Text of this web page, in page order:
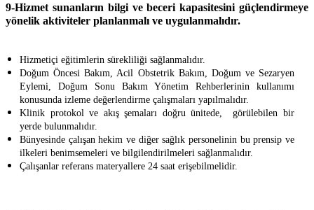
9-Hizmet sunanların bilgi ve beceri kapasitesini güçlendirmeye
yönelik aktiviteler planlanmalı ve uygulanmalıdır.
Hizmetiçi eğitimlerin sürekliliği sağlanmalıdır.
Doğum Öncesi Bakım, Acil Obstetrik Bakım, Doğum ve Sezaryen
Eylemi, Doğum Sonu Bakım Yönetim Rehberlerinin kullanımı
konusunda izleme değerlendirme çalışmaları yapılmalıdır.
Klinik protokol ve akış şemaları doğru ünitede, görülebilen bir
yerde bulunmalıdır.
Bünyesinde çalışan hekim ve diğer sağlık personelinin bu prensip ve
ilkeleri benimsemeleri ve bilgilendirilmeleri sağlanmalıdır.
Çalışanlar referans materyallere 24 saat erişebilmelidir.